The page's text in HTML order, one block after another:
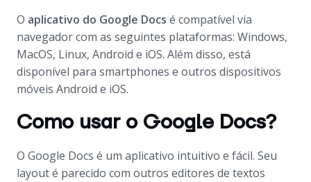
O aplicativo do Google Docs é compatível via
navegador com as seguintes plataformas: Windows,
MacOS, Linux, Android e iOS. Além disso, está
disponível para smartphones e outros dispositivos
móveis Android e iOS.
Como usar o Google Docs?
O Google Docs é um aplicativo intuitivo e fácil. Seu
layout é parecido com outros editores de textos